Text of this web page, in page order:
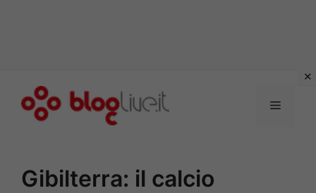
Menu
Gibilterra: il calcio